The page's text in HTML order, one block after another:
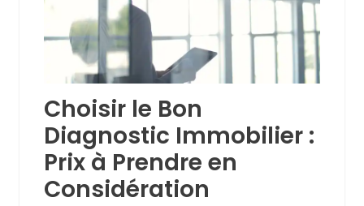
Choisir le Bon
Diagnostic Immobilier :
Prix à Prendre en
Considération